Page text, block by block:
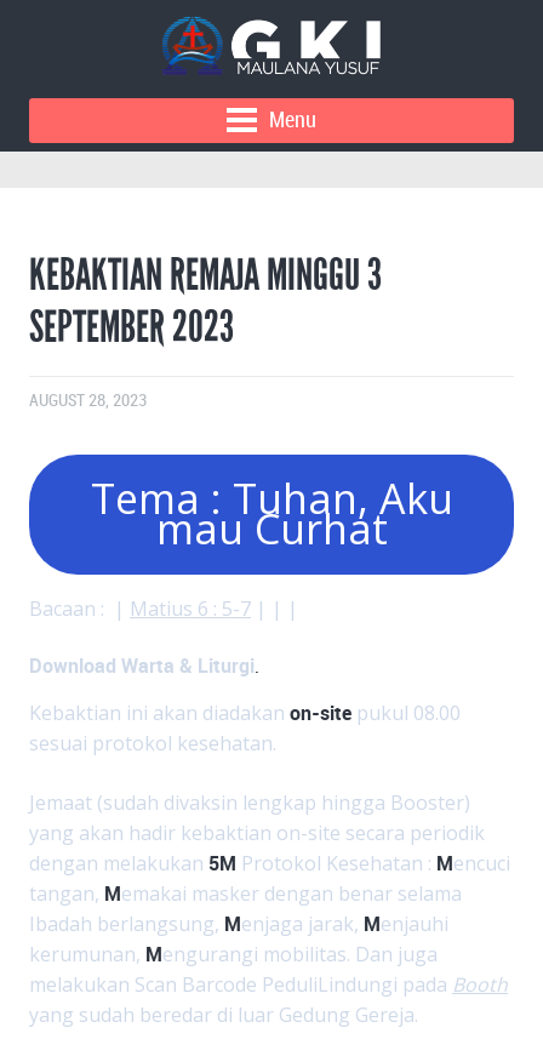
Menu
KEBAKTIAN REMAJA MINGGU 3
SEPTEMBER 2023
AUGUST 28, 2023
Tema : Tuhan, Aku
mau Curhat
Bacaan : | Matius 6 : 5-7 | | |
Download Warta & Liturgi.
Kebaktian ini akan diadakan on-site pukul 08.00
sesuai protokol kesehatan.
Jemaat (sudah divaksin lengkap hingga Booster)
yang akan hadir kebaktian on-site secara periodik
dengan melakukan 5M Protokol Kesehatan : Mencuci
tangan, Memakai masker dengan benar selama
Ibadah berlangsung, Menjaga jarak, Menjauhi
kerumunan, Mengurangi mobilitas. Dan juga
melakukan Scan Barcode PeduliLindungi pada Booth
yang sudah beredar di luar Gedung Gereja.